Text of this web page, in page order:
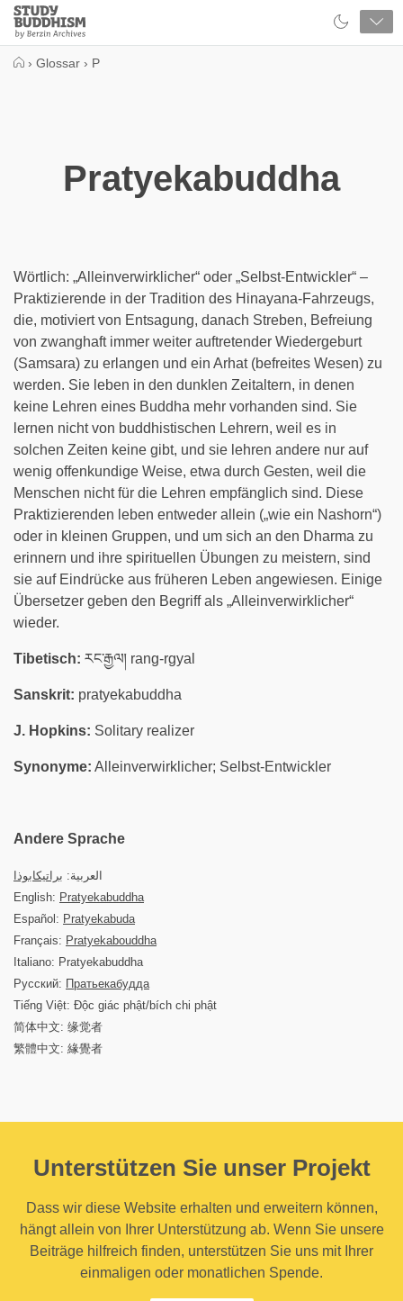
Close
Study
Buddhism
› Glossar › P
Pratyekabuddha
Wörtlich: „Alleinverwirklicher“ oder „Selbst-Entwickler“ –
Praktizierende in der Tradition des Hinayana-Fahrzeugs,
die, motiviert von Entsagung, danach Streben, Befreiung
von zwanghaft immer weiter auftretender Wiedergeburt
(Samsara) zu erlangen und ein Arhat (befreites Wesen) zu
werden. Sie leben in den dunklen Zeitaltern, in denen
keine Lehren eines Buddha mehr vorhanden sind. Sie
lernen nicht von buddhistischen Lehrern, weil es in
solchen Zeiten keine gibt, und sie lehren andere nur auf
wenig offenkundige Weise, etwa durch Gesten, weil die
Menschen nicht für die Lehren empfänglich sind. Diese
Praktizierenden leben entweder allein („wie ein Nashorn“)
oder in kleinen Gruppen, und um sich an den Dharma zu
erinnern und ihre spirituellen Übungen zu meistern, sind
sie auf Eindrücke aus früheren Leben angewiesen. Einige
Übersetzer geben den Begriff als „Alleinverwirklicher“
wieder.
Tibetisch: རང་རྒྱལ། rang-rgyal
Sanskrit: pratyekabuddha
J. Hopkins: Solitary realizer
Synonyme: Alleinverwirklicher; Selbst-Entwickler
Andere Sprache
العربية: براتيكابوذا
English: Pratyekabuddha
Español: Pratyekabuda
Français: Pratyekabouddha
Italiano: Pratyekabuddha
Русский: Пратьекабудда
Tiếng Việt: Độc giác phật/bích chi phật
简体中文: 缘觉者
繁體中文: 緣覺者
Unterstützen Sie unser Projekt
Dass wir diese Website erhalten und erweitern können,
hängt allein von Ihrer Unterstützung ab. Wenn Sie unsere
Beiträge hilfreich finden, unterstützen Sie uns mit Ihrer
einmaligen oder monatlichen Spende.